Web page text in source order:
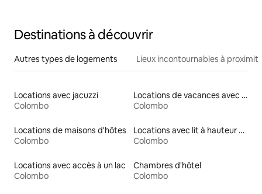
Destinations à découvrir
Autres types de logements Lieux incontournables à
Locations avec jacuzzi
Colombo
Locations de vacances avec piscine
Colombo
Locations de maisons d'hôtes
Colombo
Locations avec lit à hauteur adaptée
Colombo
Locations avec accès à un lac
Colombo
Chambres d'hôtel
Colombo